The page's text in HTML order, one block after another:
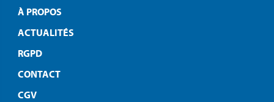
À PROPOS
ACTUALITÉS
RGPD
CONTACT
CGV